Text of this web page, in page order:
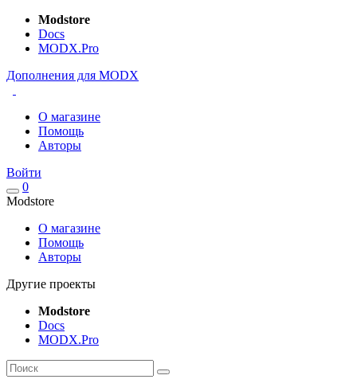
Modstore
Docs
MODX.Pro
Дополнения для MODX
О магазине
Помощь
Авторы
Войти
0
Modstore
О магазине
Помощь
Авторы
Другие проекты
Modstore
Docs
MODX.Pro